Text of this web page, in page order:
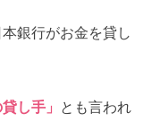
銀行がお金を貸し
し手」 とも言われ